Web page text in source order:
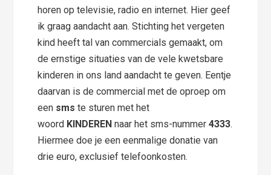
horen op televisie, radio en internet. Hier geef
ik graag aandacht aan. Stichting het vergeten
kind heeft tal van commercials gemaakt, om
de ernstige situaties van de vele kwetsbare
kinderen in ons land aandacht te geven. Eentje
daarvan is de commercial met de oproep om
een sms te sturen met het
woord KINDEREN naar het sms-nummer4333.
Hiermee doe je een eenmalige donatie van
drie euro, exclusief telefoonkosten.